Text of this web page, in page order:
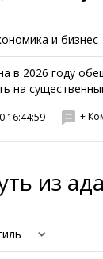
и бизнес
в 2026 году
на
16:44:59 +
из ада